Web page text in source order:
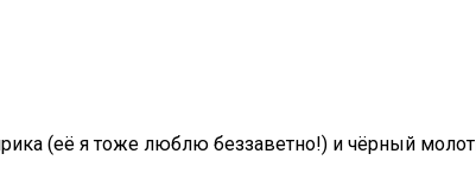
(её я тоже люблю беззаветно!) и чёрный